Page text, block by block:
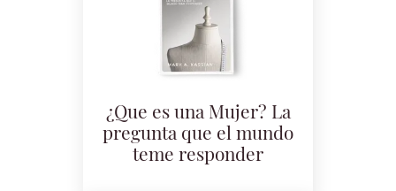
¿Que es una Mujer? La
pregunta que el mundo
teme responder